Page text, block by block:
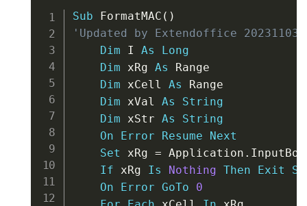
Sub FormatMAC ( )
'Updated by Extendoffice 20231103
Dim I As
Long
Dim xRg As Range
Dim xCell As Range
Dim xVal As
String
Dim xStr As
String
On
Error Resume
Next
Set xRg = Application . InputBox
If xRg Is Nothing Then Exit
On
Error GoTo
0